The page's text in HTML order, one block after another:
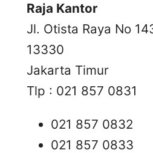
Raja Kantor
Jl. Otista Raya No
13330
Jakarta Timur
Tlp : 021 857 0831
021 857 0832
021 857 0833